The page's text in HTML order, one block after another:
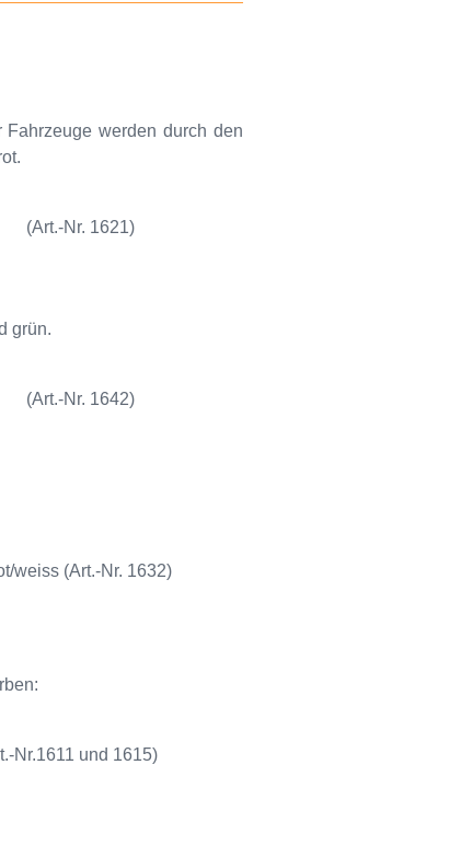
werden durch den
(Art.-Nr. 1621)
grün.
(Art.-Nr. 1642)
weiss (Art.-Nr. 1632)
Nr.1611 und 1615)